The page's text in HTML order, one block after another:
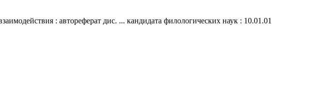
: автореферат дис. ... кандидата филологических наук : 10.01.01